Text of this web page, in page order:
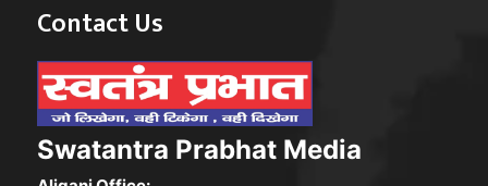
Contact Us
Swatantra Prabhat Media